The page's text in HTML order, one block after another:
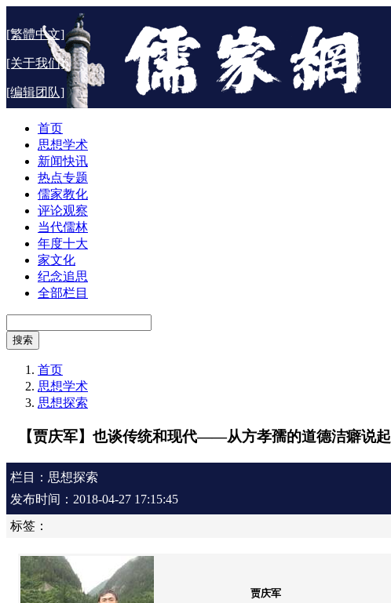
[繁體中文]
[关于我们]
[编辑团队]
首页
思想学术
新闻快讯
热点专题
儒家教化
评论观察
当代儒林
年度十大
家文化
纪念追思
全部栏目
搜索
首页
思想学术
思想探索
【贾庆军】也谈传统和现代——从方孝孺的道德洁癖说起
栏目：思想探索
发布时间：2018-04-27 17:15:45
标签：
贾庆军